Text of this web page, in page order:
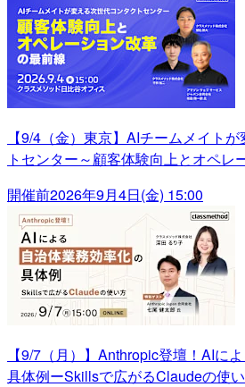
【9/4（金）東京】AIチームメイト
トセンター～顧客体験向上とオペレ
開催前2026年9月4日(金) 15:00
【9/7（月）】Anthropic登壇！AIに
具体例ーSkillsで広がるClaudeの使